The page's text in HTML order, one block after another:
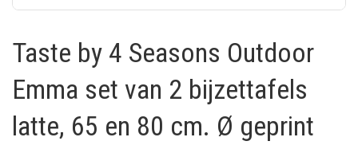
Taste by 4 Seasons Outdoor
Emma set van 2 bijzettafels
latte, 65 en 80 cm. Ø geprint